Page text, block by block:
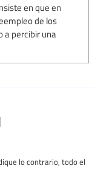
en que en
de los
a percibir una
lo contrario, todo el